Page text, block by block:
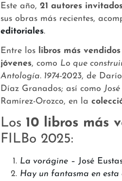
Este año, 21 autores
sus obras más recientes,
editoriales.
Entre los libros más
jóvenes, como Lo que
Antología. 1974-2023, de
Díaz Granados; así como
Ramírez-Orozco, en la
Los 10 libros más
FILBo 2025:
La vorágine – José
Hay un fantasma en esta